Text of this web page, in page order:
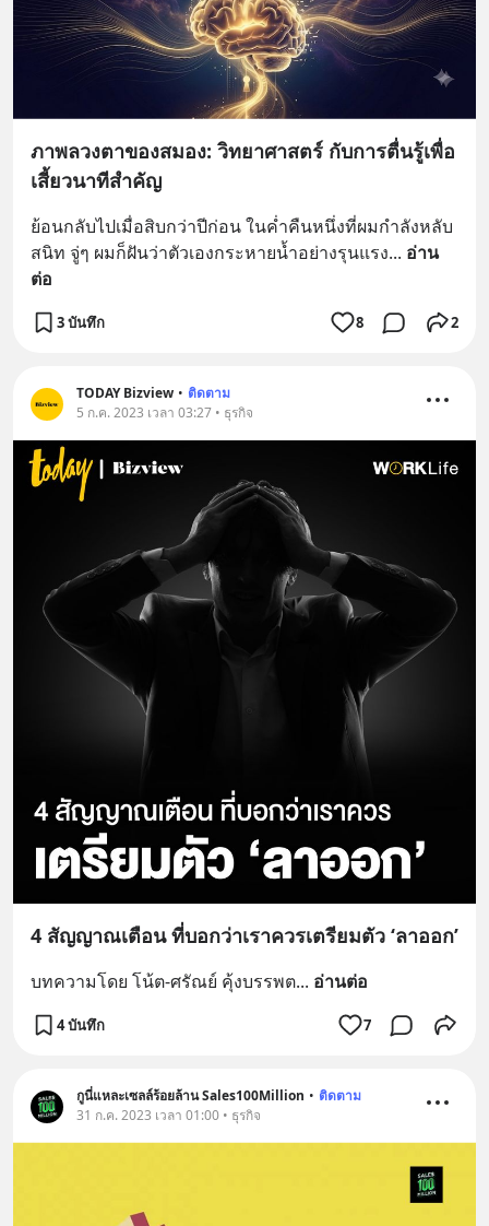
ภาพลวงตาของสมอง: วิทยาศาสตร์ กับการตื่นรู้เพื่อ
เสี้ยวนาทีสำคัญ
ย้อนกลับไปเมื่อสิบกว่าปีก่อน ในค่ำคืนหนึ่งที่ผมกำลังหลับ
สนิท จู่ๆ ผมก็ฝันว่าตัวเองกระหายน้ำอย่างรุนแรง... อ่าน
ต่อ
3 บันทึก 8 2
TODAY Bizview • ติดตาม
5 ก.ค. 2023 เวลา 03:27 • ธุรกิจ
4 สัญญาณเตือน ที่บอกว่าเราควรเตรียมตัว ‘ลาออก’
บทความโดย โน้ต-ศรัณย์ คุ้งบรรพต... อ่านต่อ
4 บันทึก 7
กูนี่แหละเซลล์ร้อยล้าน Sales100Million • ติดตาม
31 ก.ค. 2023 เวลา 01:00 • ธุรกิจ